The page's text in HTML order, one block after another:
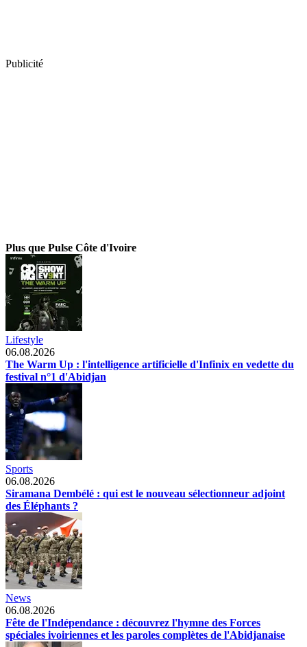
Publicité
Plus que Pulse Côte d'Ivoire
Lifestyle
06.08.2026
The Warm Up : l'intelligence artificielle d'Infinix en vedette du
festival n°1 d'Abidjan
Sports
06.08.2026
Siramana Dembélé : qui est le nouveau sélectionneur adjoint
des Éléphants ?
News
06.08.2026
Fête de l'Indépendance : découvrez l'hymne des Forces
spéciales ivoiriennes et les paroles complètes de l'Abidjanaise